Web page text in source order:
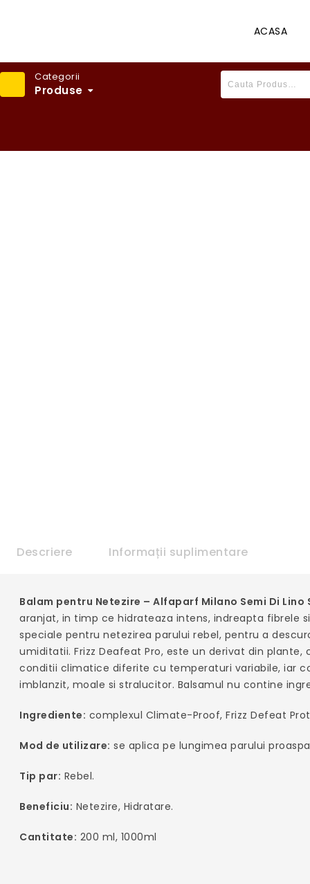
ACASA
Categorii
Produse
Descriere Informații suplimentare
Balam pentru Netezire – Alfaparf Milano Semi Di
aranjat, in timp ce hidrateaza intens, indreapta
speciale pentru netezirea parului rebel, pentru a
umiditatii. Frizz Deafeat Pro, este un derivat din
conditii climatice diferite cu temperaturi variabile, iar
imblanzit, moale si stralucitor. Balsamul nu contine
Ingrediente: complexul Climate-Proof, Frizz Defeat
Mod de utilizare: se aplica pe lungimea parului
Tip par: Rebel.
Beneficiu: Netezire, Hidratare.
Cantitate: 200 ml, 1000ml